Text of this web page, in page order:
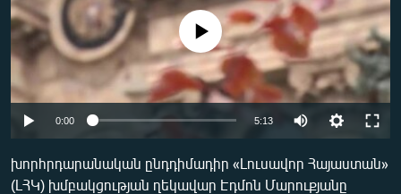
ՏԱՐԱԾԱՇՐՋԱՆ
ՄԻՋԱԶԳԱՅԻՆ
ՄՇԱԿՈՒՅԹ
ՍՊՈՐՏ
ՏՏ ԵՒ ԻՆՏԵՐՆԵՏ
No media source currently available
0:00 5:13
360p
խորհրդարանական ընդդիմադիր «Լուսավոր Հայաստան»
(ԼՀԿ) խմբակցության ղեկավար Էդմոն Մարուքյանը